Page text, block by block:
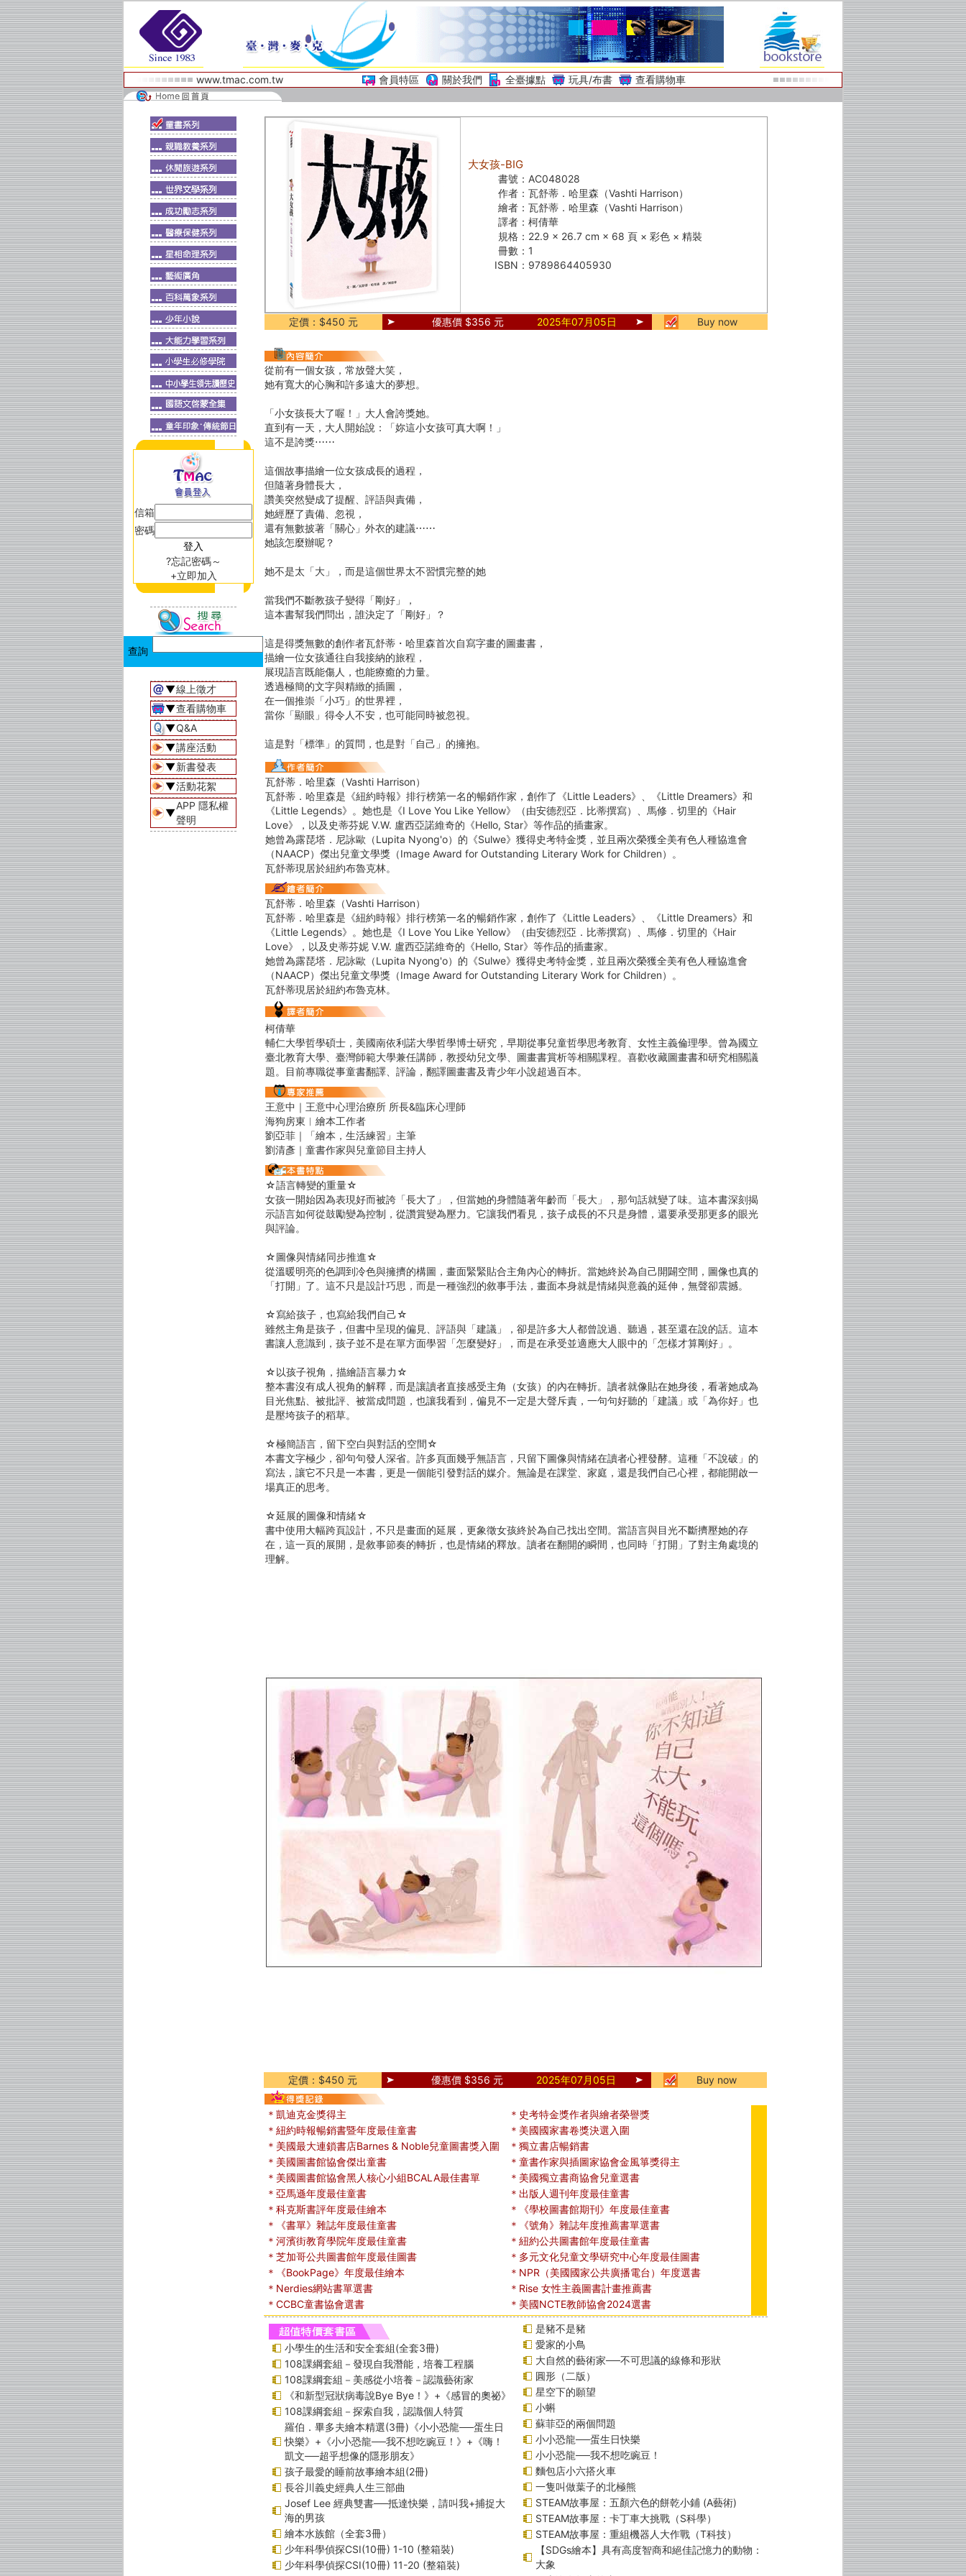
www.tmac.com.tw 會員特區 關於我們 全臺據點 玩具/布書 查看購物車
信箱
密碼
?忘記密碼～
+立即加入
▼線上徵才
▼查看購物車
▼Q&A
▼講座活動
▼新書發表
▼活動花絮
▼
APP 隱私權
聲明
大女孩-BIG
書號： AC048028
作者： 瓦舒蒂．哈里森（Vashti Harrison）
繪者： 瓦舒蒂．哈里森（Vashti Harrison）
譯者： 柯倩華
規格： 22.9 × 26.7 cm × 68 頁 × 彩色 × 精裝
冊數： 1
ISBN： 9789864405930
定價：$450 元 優惠價 $356 元 2025年07月05日 Buy now
從前有一個女孩，常放聲大笑，
她有寬大的心胸和許多遠大的夢想。
「小女孩長大了喔！」大人會誇獎她。
直到有一天，大人開始說：「妳這小女孩可真大啊！」
這不是誇獎⋯⋯
這個故事描繪一位女孩成長的過程，
但隨著身體長大，
讚美突然變成了提醒、評語與責備，
她經歷了責備、忽視，
還有無數披著「關心」外衣的建議⋯⋯
她該怎麼辦呢？
她不是太「大」，而是這個世界太不習慣完整的她
當我們不斷教孩子變得「剛好」，
這本書幫我們問出，誰決定了「剛好」？
這是得獎無數的創作者瓦舒蒂・哈里森首次自寫字畫的圖畫書，
描繪一位女孩通往自我接納的旅程，
展現語言既能傷人，也能療癒的力量。
透過極簡的文字與精緻的插圖，
在一個推崇「小巧」的世界裡，
當你「顯眼」得令人不安，也可能同時被忽視。
這是對「標準」的質問，也是對「自己」的擁抱。
瓦舒蒂．哈里森（Vashti Harrison）
瓦舒蒂．哈里森是《紐約時報》排行榜第一名的暢銷作家，創作了《Little Leaders》、《Little Dreamers》和
《Little Legends》。她也是《I Love You Like Yellow》（由安德烈亞．比蒂撰寫）、馬修．切里的《Hair
Love》，以及史蒂芬妮 V.W. 盧西亞諾維奇的《Hello, Star》等作品的插畫家。
她曾為露琵塔．尼詠歐（Lupita Nyong'o）的《Sulwe》獲得史考特金獎，並且兩次榮獲全美有色人種協進會
（NAACP）傑出兒童文學獎（Image Award for Outstanding Literary Work for Children）。
瓦舒蒂現居於紐約布魯克林。
瓦舒蒂．哈里森（Vashti Harrison）
瓦舒蒂．哈里森是《紐約時報》排行榜第一名的暢銷作家，創作了《Little Leaders》、《Little Dreamers》和
《Little Legends》。她也是《I Love You Like Yellow》（由安德烈亞．比蒂撰寫）、馬修．切里的《Hair
Love》，以及史蒂芬妮 V.W. 盧西亞諾維奇的《Hello, Star》等作品的插畫家。
她曾為露琵塔．尼詠歐（Lupita Nyong'o）的《Sulwe》獲得史考特金獎，並且兩次榮獲全美有色人種協進會
（NAACP）傑出兒童文學獎（Image Award for Outstanding Literary Work for Children）。
瓦舒蒂現居於紐約布魯克林。
柯倩華
輔仁大學哲學碩士，美國南依利諾大學哲學博士研究，早期從事兒童哲學思考教育、女性主義倫理學。曾為國立
臺北教育大學、臺灣師範大學兼任講師，教授幼兒文學、圖畫書賞析等相關課程。喜歡收藏圖畫書和研究相關議
題。目前專職從事童書翻譯、評論，翻譯圖畫書及青少年小說超過百本。
王意中｜王意中心理治療所 所長&臨床心理師
海狗房東︱繪本工作者
劉亞菲｜「繪本，生活練習」主筆
劉清彥｜童書作家與兒童節目主持人
☆語言轉變的重量☆
女孩一開始因為表現好而被誇「長大了」，但當她的身體隨著年齡而「長大」，那句話就變了味。這本書深刻揭
示語言如何從鼓勵變為控制，從讚賞變為壓力。它讓我們看見，孩子成長的不只是身體，還要承受那更多的眼光
與評論。
☆圖像與情緒同步推進☆
從溫暖明亮的色調到冷色與擁擠的構圖，畫面緊緊貼合主角內心的轉折。當她終於為自己開闢空間，圖像也真的
「打開」了。這不只是設計巧思，而是一種強烈的敘事手法，畫面本身就是情緒與意義的延伸，無聲卻震撼。
☆寫給孩子，也寫給我們自己☆
雖然主角是孩子，但書中呈現的偏見、評語與「建議」，卻是許多大人都曾說過、聽過，甚至還在說的話。這本
書讓人意識到，孩子並不是在單方面學習「怎麼變好」，而是在承受並適應大人眼中的「怎樣才算剛好」。
☆以孩子視角，描繪語言暴力☆
整本書沒有成人視角的解釋，而是讓讀者直接感受主角（女孩）的內在轉折。讀者就像貼在她身後，看著她成為
目光焦點、被批評、被當成問題，也讓我看到，偏見不一定是大聲斥責，一句句好聽的「建議」或「為你好」也
是壓垮孩子的稻草。
☆極簡語言，留下空白與對話的空間☆
本書文字極少，卻句句發人深省。許多頁面幾乎無語言，只留下圖像與情緒在讀者心裡發酵。這種「不說破」的
寫法，讓它不只是一本書，更是一個能引發對話的媒介。無論是在課堂、家庭，還是我們自己心裡，都能開啟一
場真正的思考。
☆延展的圖像和情緒☆
書中使用大幅跨頁設計，不只是畫面的延展，更象徵女孩終於為自己找出空間。當語言與目光不斷擠壓她的存
在，這一頁的展開，是敘事節奏的轉折，也是情緒的釋放。讀者在翻開的瞬間，也同時「打開」了對主角處境的
理解。
定價：$450 元 優惠價 $356 元 2025年07月05日 Buy now
＊凱迪克金獎得主
＊紐約時報暢銷書暨年度最佳童書
＊美國最大連鎖書店Barnes & Noble兒童圖書獎入圍
＊美國圖書館協會傑出童書
＊美國圖書館協會黑人核心小組BCALA最佳書單
＊亞馬遜年度最佳童書
＊科克斯書評年度最佳繪本
＊《書單》雜誌年度最佳童書
＊河濱街教育學院年度最佳童書
＊芝加哥公共圖書館年度最佳圖書
＊《BookPage》年度最佳繪本
＊Nerdies網站書單選書
＊CCBC童書協會選書
＊史考特金獎作者與繪者榮譽獎
＊美國國家書卷獎決選入圍
＊獨立書店暢銷書
＊童書作家與插圖家協會金風箏獎得主
＊美國獨立書商協會兒童選書
＊出版人週刊年度最佳童書
＊《學校圖書館期刊》年度最佳童書
＊《號角》雜誌年度推薦書單選書
＊紐約公共圖書館年度最佳童書
＊多元文化兒童文學研究中心年度最佳圖書
＊NPR（美國國家公共廣播電台）年度選書
＊Rise 女性主義圖書計畫推薦書
＊美國NCTE教師協會2024選書
小學生的生活和安全套組(全套3冊)
108課綱套組－發現自我潛能，培養工程腦
108課綱套組－美感從小培養－認識藝術家
《和新型冠狀病毒說Bye Bye！》+《感冒的奧祕》
108課綱套組－探索自我，認識個人特質
羅伯．畢多夫繪本精選(3冊)《小小恐龍──蛋生日
快樂》+《小小恐龍──我不想吃豌豆！》+《嗨！
凱文──超乎想像的隱形朋友》
孩子最愛的睡前故事繪本組(2冊)
長谷川義史經典人生三部曲
Josef Lee 經典雙書──抵達快樂，請叫我+捕捉大
海的男孩
繪本水族館（全套3冊）
少年科學偵探CSI(10冊) 1-10 (整箱裝)
少年科學偵探CSI(10冊) 11-20 (整箱裝)
是豬不是豬
愛家的小鳥
大自然的藝術家──不可思議的線條和形狀
圓形（二版）
星空下的願望
小蝌
蘇菲亞的兩個問題
小小恐龍──蛋生日快樂
小小恐龍──我不想吃豌豆！
麵包店小六搭火車
一隻叫做葉子的北極熊
STEAM故事屋：五顏六色的餅乾小鋪 (A藝術)
STEAM故事屋：卡丁車大挑戰（S科學）
STEAM故事屋：重組機器人大作戰（T科技）
【SDGs繪本】具有高度智商和絕佳記憶力的動物：
大象